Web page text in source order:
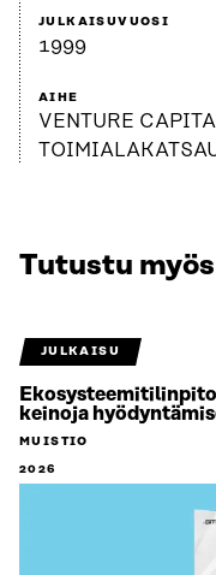
JULKAISUVUOSI
1999
AIHE
VENTURE
Tutustu myös
JULKAISU
keinoja
MUISTIO
2026